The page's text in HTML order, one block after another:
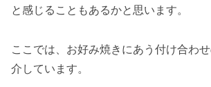
と感じることもあるかと思います。
ここでは、お好み焼きにあう付け合わ
介しています。